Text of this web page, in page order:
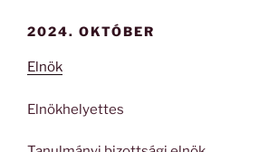
2024. OKTÓBER
Elnök
Elnökhelyettes